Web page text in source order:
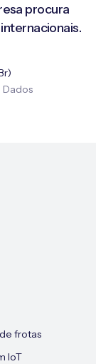
procura
Dados
frotas
IoT